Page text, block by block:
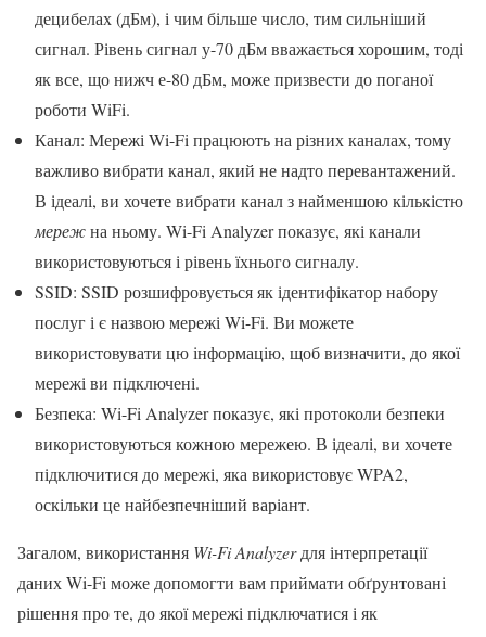
децибелах (дБм), і чим більше число, тим сильніший
сигнал. Рівень сигнал у-70 дБм вважається хорошим, тоді
як все, що нижч е-80 дБм, може призвести до поганої
роботи WiFi.
Канал: Мережі Wi-Fi працюють на різних каналах, тому
важливо вибрати канал, який не надто перевантажений.
В ідеалі, ви хочете вибрати канал з найменшою кількістю
мережна ньому. Wi-Fi Analyzer показує, які канали
використовуються і рівень їхнього сигналу.
SSID: SSID розшифровується як ідентифікатор набору
послуг і є назвою мережі Wi-Fi. Ви можете
використовувати цю інформацію, щоб визначити, до якої
мережі ви підключені.
Безпека: Wi-Fi Analyzer показує, які протоколи безпеки
використовуються кожною мережею. В ідеалі, ви хочете
підключитися до мережі, яка використовує WPA2,
оскільки це найбезпечніший варіант.
Загалом, використання Wi-Fi Analyzerдля інтерпретації
даних Wi-Fi може допомогти вам приймати обґрунтовані
рішення про те, до якої мережі підключатися і як